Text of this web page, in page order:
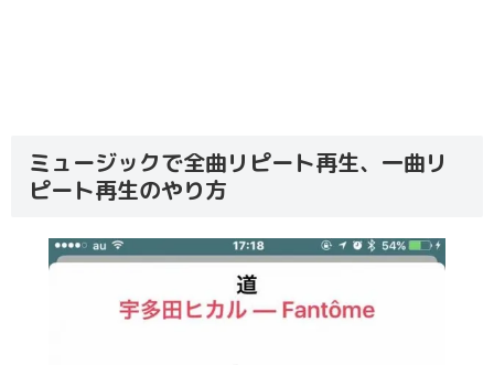
ミュージックで全曲リピート再生、一曲リ
ピート再生のやり方